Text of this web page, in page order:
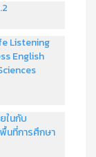
Listening
English
ในกับ
นที่การศึกษา